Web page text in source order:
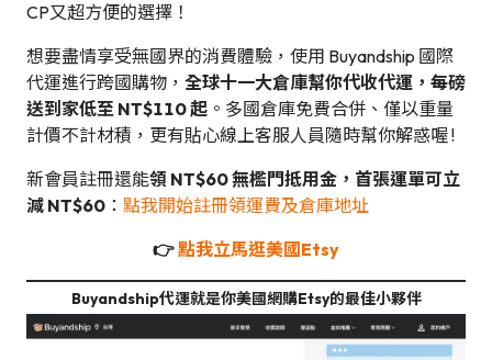
CP又超方便的選擇！
想要盡情享受無國界的消費體驗，使用 Buyandship 國際
代運進行跨國購物， 全球十一大倉庫幫你代收代運，每磅
送到家低至 NT$110 起 。多國倉庫免費合併、僅以重量
計價不計材積，更有貼心線上客服人員隨時幫你解惑喔 !
新會員註冊還能領 NT$60 無檻門抵用金，首張運單可立
減 NT$60 ： 點我開始註冊領運費及倉庫地址
👉點我立馬逛美國Etsy
Buyandship代運就是你美國網購Etsy的最佳小夥伴